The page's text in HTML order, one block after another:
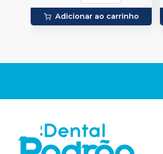
Adicionar ao carrinho